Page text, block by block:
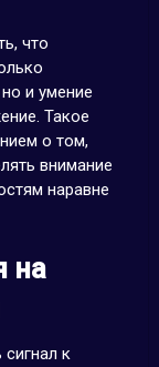
что
и умение
Такое
о том,
внимание
наравне
на
к